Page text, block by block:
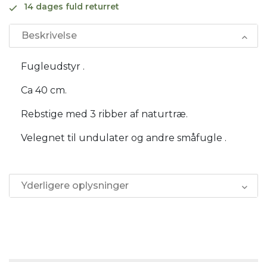
14 dages fuld returret
Beskrivelse
Fugleudstyr .
Ca 40 cm.
Rebstige med 3 ribber af naturtræ.
Velegnet til undulater og andre småfugle .
Yderligere oplysninger